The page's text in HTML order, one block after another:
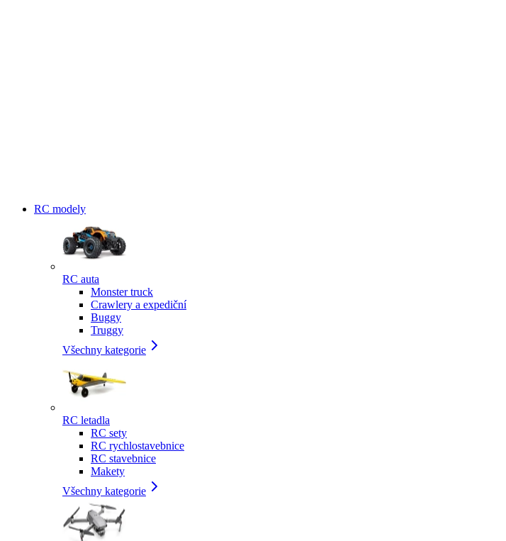
RC modely
RC auta
Monster truck
Crawlery a expediční
Buggy
Truggy
Všechny kategorie
RC letadla
RC sety
RC rychlostavebnice
RC stavebnice
Makety
Všechny kategorie